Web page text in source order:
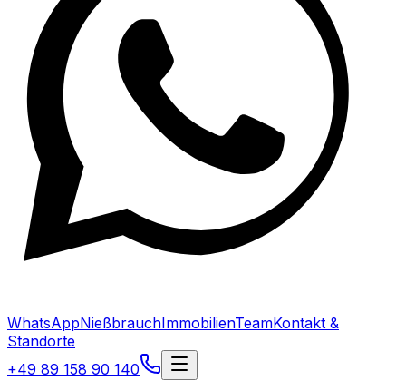
WhatsAppNießbrauchImmobilienTeamKontakt &
Standorte
+49 89 158 90 140